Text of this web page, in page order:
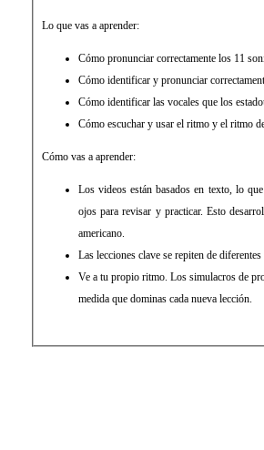
Lo que vas a aprender:
Cómo pronunciar correctamente los 11
Cómo identificar y pronunciar
Cómo identificar las vocales que los
Cómo escuchar y usar el ritmo y el ritmo
Cómo vas a aprender:
Los videos están basados ​​en texto, lo
ojos para revisar y practicar. Esto
americano.
Las lecciones clave se repiten de
Ve a tu propio ritmo. Los simulacros de
medida que dominas cada nueva lección.